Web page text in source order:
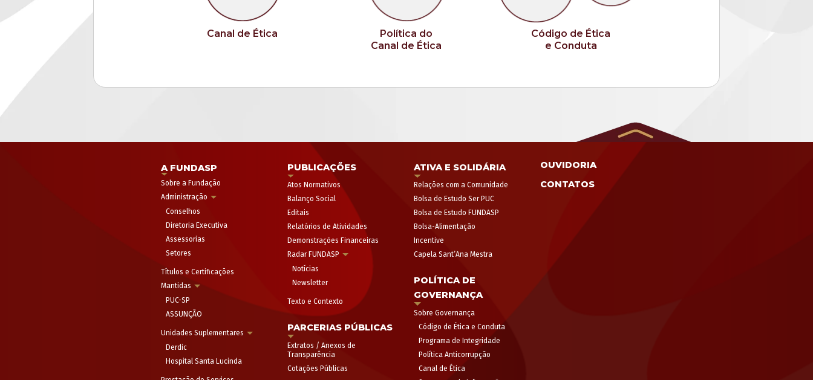
Canal de Ética
Política do
Canal de Ética
Código de Ética
e Conduta
A FUNDASP
Sobre a Fundação
Administração
Conselhos
Diretoria Executiva
Assessorias
Setores
Títulos e Certificações
Mantidas
PUC-SP
ASSUNÇÃO
Unidades Suplementares
Derdic
Hospital Santa Lucinda
PUBLICAÇÕES
Atos Normativos
Balanço Social
Editais
Relatórios de Atividades
Demonstrações Financeiras
Radar FUNDASP
Notícias
Newsletter
Texto e Contexto
PARCERIAS PÚBLICAS
Extratos / Anexos de
Transparência
Cotações Públicas
ATIVA E SOLIDÁRIA
Relações com a Comunidade
Bolsa de Estudo Ser PUC
Bolsa de Estudo FUNDASP
Bolsa-Alimentação
Incentive
Capela Sant’Ana Mestra
POLÍTICA DE
GOVERNANÇA
Sobre Governança
Código de Ética e Conduta
Programa de Integridade
Política Anticorrupção
Canal de Ética
OUVIDORIA
CONTATOS